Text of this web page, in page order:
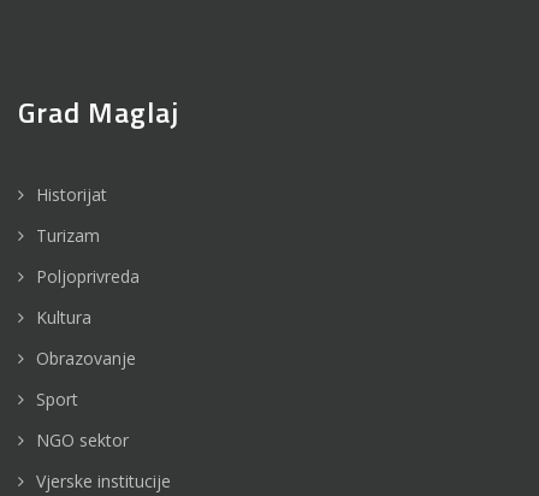
Grad Maglaj
Historijat
Turizam
Poljoprivreda
Kultura
Obrazovanje
Sport
NGO sektor
Vjerske institucije